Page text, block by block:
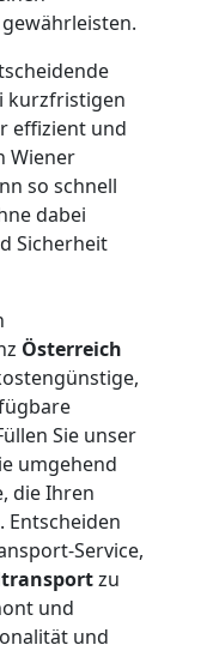
kurzfristigen
effizient und
Wiener
so schnell
dabei
Sicherheit
Österreich
Sie unser
umgehend
die Ihren
Service,
zu
und
und